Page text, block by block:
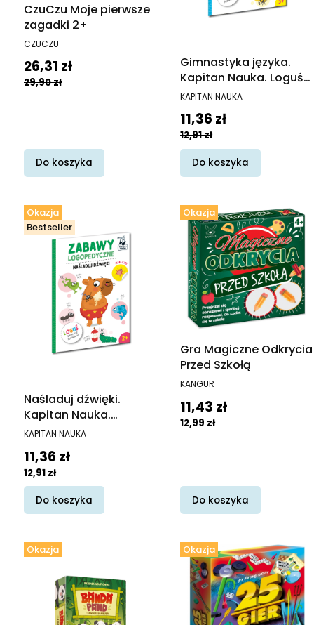
CzuCzu Moje pierwsze
zagadki 2+
PRODUCENT
CZUCZU
Cena promocyjna
26,31 zł
29,90 zł
Do koszyka
Gimnastyka języka.
Kapitan Nauka. Loguś
bawi się słowami.
PRODUCENT
KAPITAN NAUKA
Cena promocyjna
11,36 zł
12,91 zł
Do koszyka
Okazja
Bestseller
Naśladuj dźwięki.
Kapitan Nauka.
Zabawy logopedyczne.
PRODUCENT
KAPITAN NAUKA
Cena promocyjna
11,36 zł
12,91 zł
Do koszyka
Okazja
Gra Magiczne Odkrycia
Przed Szkołą
PRODUCENT
KANGUR
Cena promocyjna
11,43 zł
12,99 zł
Do koszyka
Okazja Okazja